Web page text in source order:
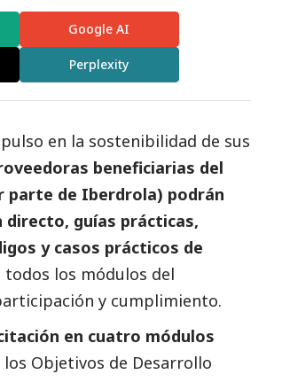
Google AI
Perplexity
en la sostenibilidad de sus
beneficiarias del
parte de Iberdrola) podrán
directo, guías prácticas,
y casos prácticos de
todos los módulos del
y cumplimiento.
en cuatro módulos
los Objetivos de Desarrollo